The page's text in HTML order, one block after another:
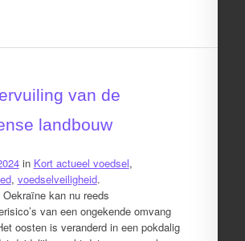
van de
landbouw
in Kort actueel voedsel,
, voedselveiligheid.
Oekraïne kan nu reeds
van een ongekende omvang
oosten is veranderd in een pokdalig